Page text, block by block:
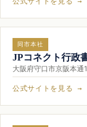
同市本社
JPコネクト行政
大阪府守口市京阪本
公式サイトを見る →